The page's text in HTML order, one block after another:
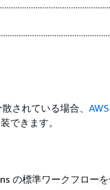
されている場合、
できます。
の標準ワークフロー